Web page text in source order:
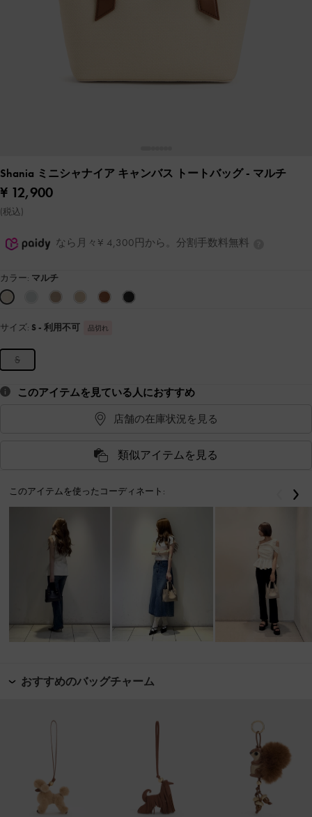
Shania ミニシャナイア キャンバス トートバッグ- マルチ
¥ 12,900
(税込)
なら月々¥ 4,300円から。分割手数料無料
カラー: マルチ
サイズ: S - 利用不可 品切れ
S
このアイテムを見ている人におすすめ
店舗の在庫状況を見る
類似アイテムを見る
このアイテムを使ったコーディネート: 戻る
おすすめのバッグチャーム